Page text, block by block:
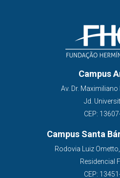
Campus
Av. Dr.
Jd.
CEP:
Campus Santa
Rodovia Luiz
Residencial
CEP: